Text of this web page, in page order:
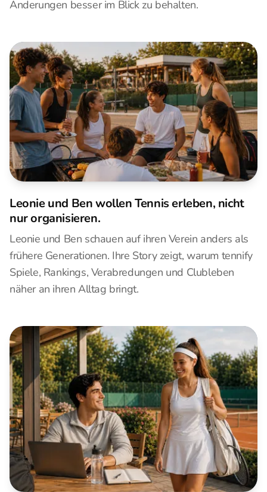
Änderungen besser im Blick zu behalten.
Leonie und Ben wollen Tennis erleben, nicht
nur organisieren.
Leonie und Ben schauen auf ihren Verein anders als
frühere Generationen. Ihre Story zeigt, warum tennify
Spiele, Rankings, Verabredungen und Clubleben
näher an ihren Alltag bringt.